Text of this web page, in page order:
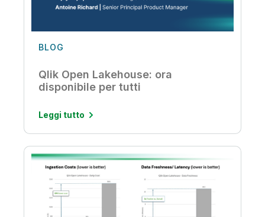
BLOG
Qlik Open Lakehouse: ora
disponibile per tutti
Leggi tutto